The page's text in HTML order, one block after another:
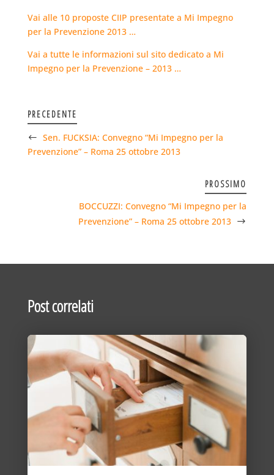
Vai alle 10 proposte CIIP presentate a Mi Impegno
per la Prevenzione 2013 …
Vai a tutte le informazioni sul sito dedicato a Mi
Impegno per la Prevenzione – 2013 …
PRECEDENTE
Sen. FUCKSIA: Convegno “Mi Impegno per la
Prevenzione” – Roma 25 ottobre 2013
PROSSIMO
BOCCUZZI: Convegno “Mi Impegno per la
Prevenzione” – Roma 25 ottobre 2013
Post correlati